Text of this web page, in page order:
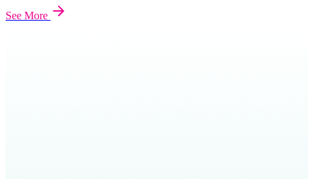
See More